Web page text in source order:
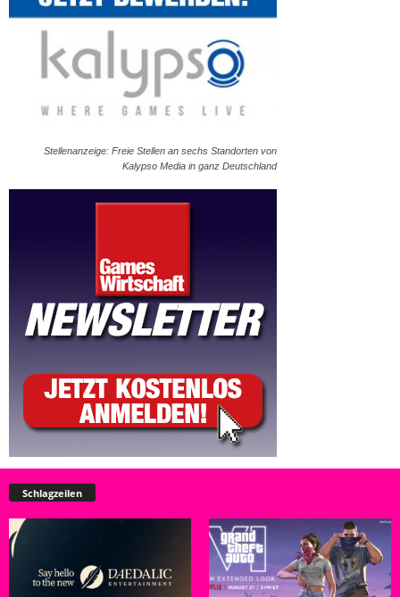
Stellenanzeige: Freie Stellen an sechs Standorten von
Kalypso Media in ganz Deutschland
Schlagzeilen